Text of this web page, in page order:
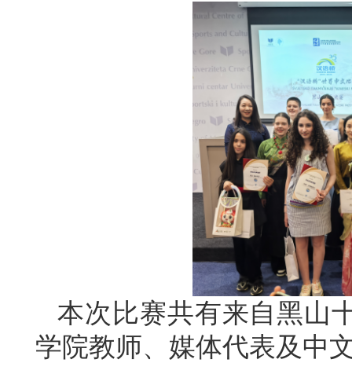
本次比赛共有来自黑山
学院教师、媒体代表及中